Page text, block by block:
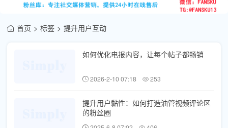
首页 标签 提升用户互动
如何优化电报内容，让每个帖子都畅销
2026-2-10 07:18 253
提升用户黏性：如何打造油管视频评论区
的粉丝圈